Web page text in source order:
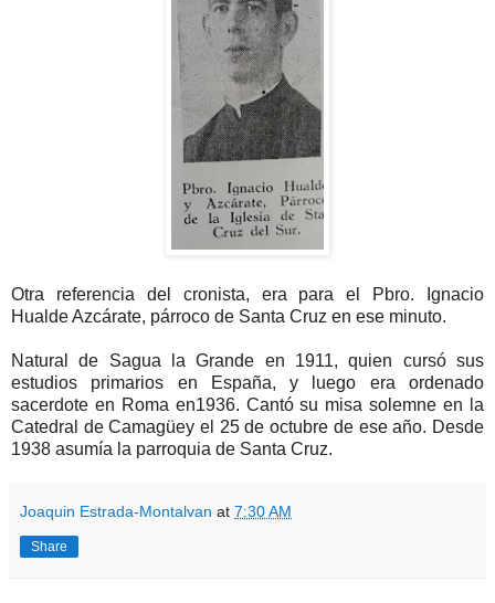
Otra referencia del cronista, era para el Pbro. Ignacio
Hualde Azcárate, párroco de Santa Cruz en ese minuto.
Natural de Sagua la Grande en 1911, quien cursó sus
estudios primarios en España, y luego era ordenado
sacerdote en Roma en1936. Cantó su misa solemne en la
Catedral de Camagüey el 25 de octubre de ese año. Desde
1938 asumía la parroquia de Santa Cruz.
Joaquin Estrada-Montalvan at 7:30 AM
Share